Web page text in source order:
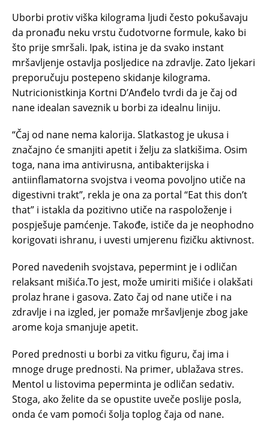
Uborbi protiv viška kilograma ljudi često pokušavaju
da pronađu neku vrstu čudotvorne formule, kako bi
što prije smršali. Ipak, istina je da svako instant
mršavljenje ostavlja posljedice na zdravlje. Zato ljekari
preporučuju postepeno skidanje kilograma.
Nutricionistkinja Кortni D’Anđelo tvrdi da je čaj od
nane idealan saveznik u borbi za idealnu liniju.
“Čaj od nane nema kalorija. Slatkastog je ukusa i
značajno će smanjiti apetit i želju za slatkišima. Osim
toga, nana ima antivirusna, antibakterijska i
antiinflamatorna svojstva i veoma povoljno utiče na
digestivni trakt”, rekla je ona za portal “Eat this don’t
that” i istakla da pozitivno utiče na raspoloženje i
pospješuje pamćenje. Takođe, ističe da je neophodno
korigovati ishranu, i uvesti umjerenu fizičku aktivnost.
Pored navedenih svojstava, pepermint je i odličan
relaksant mišića.To jest, može umiriti mišiće i olakšati
prolaz hrane i gasova. Zato čaj od nane utiče i na
zdravlje i na izgled, jer pomaže mršavljenje zbog jake
arome koja smanjuje apetit.
Pored prednosti u borbi za vitku figuru, čaj ima i
mnoge druge prednosti. Na primer, ublažava stres.
Mentol u listovima peperminta je odličan sedativ.
Stoga, ako želite da se opustite uveče poslije posla,
onda će vam pomoći šolja toplog čaja od nane.